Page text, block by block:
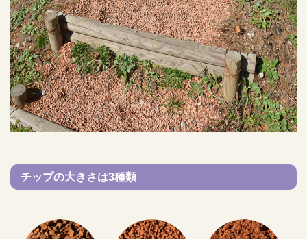
チップの大きさは3種類